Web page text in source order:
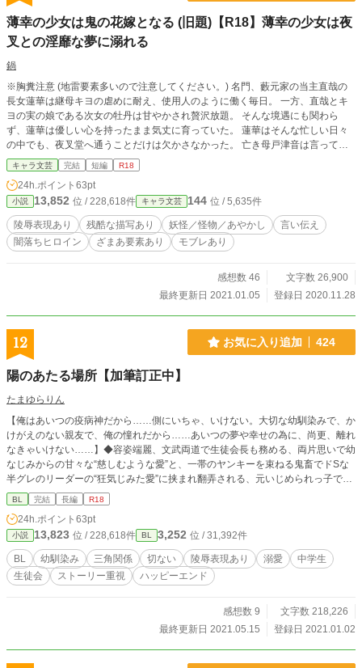
薄幸の少女は鬼の花嫁となる (旧題)【R18】薄幸の少女は夜
叉との淫靡な夢に溺れる
鍋
※胸糞注意 (地雷要素多いので注意してください。) 名門、藪元家の当主直哉の
長女蓮華は継母キヨの虐めに耐え、使用人のように働く毎日。 一方、直哉とキ
ヨの実の娘である次女の牡丹は甘やかされ贅沢放題。 そんな境遇にも関わら
ず、蓮華は優しい心を持ったまま気丈に育っていた。 蓮華はそんな忙しい日々
の中でも、夜叉堂へ通うことだけは欠かさなかった。 亡き母戸津音は言ってい
た。 『夜叉堂の掃除をサボってはいけないよ。あそこには、力の強い鬼がいる
からね。』 ある日蓮華は、キヨに頼まれた使いの帰り道、男たちに襲われた。
夜叉堂のすぐ目の前で。 ※R18です ※残酷表現、陵辱表現あります。 ※ゆっく
り更新します。 何でも大丈夫な方だけでお願いします。
キャラ文芸 完結 短編 R18
24h.ポイント 63pt
小説 13,852 位 / 228,618件 キャラ文芸 144 位 / 5,635件
陵辱表現あり 残酷な描写あり 妖怪／怪物／あやかし
言い伝え
闇落ちヒロイン
ざまあ要素あり モブレあり
感想数 46
文字数 26,900
最終更新日 2021.01.05
登録日 2020.11.28
12 お気に入り追加 424
陽のあたる場所【加筆訂正中】
たまゆらりん
【俺はあいつの疫病神だから……側にいちゃ、いけない。大切な幼馴染みで、か
けがえのない親友で、俺の憧れだから……あいつの夢や幸せの為に、尚更、離れ
なきゃいけない……】◆容姿端麗、文武両道で生徒会長も務める、両片思いで幼
なじみからの甘々な“慈しむような愛”と、一帯のヤンキーを束ねる鬼畜でドSな
半グレのリーダーの“狂気じみた愛”に挟まれ翻弄される、元いじめられっ子で人
見知り、内向的で不憫なツンデレ弱虫ヤンキーの三角関係◆《主人公を巡り、生
徒会とアウトローが動き出す青春群像風ラブストーリー》◆【相関図】 陽人(溺
愛攻め)→←柚希(不憫な受け)←柊(鬼畜攻め)◆長編です。ハピエンは確定です。
ハピエンですが、途中いろいろと酷い目や可哀想な目に遭います。◆続編ものが
初めてなので、最後まで書ける自信はありませんが頑張ります。更新頻度のバラ
つき、度重なる加筆修正などがあると思いますのでご了承下さい。◆【注意事
項】総受け傾向、NTR要素、攻め以外との性行為、愛のない性行為、無理矢
束、監禁、流血表現、DV、モラハラ、いじめ、虐待、女装、キメセク、媚薬、
洗脳、共依存、自傷行為、未成年の飲酒・喫煙、違法行為、反社組織など、酷い
ップリングも出てきます。◆攻めや登場人物が女性と絡む描写が出て来ます。N
BL 完結 長編 R18
24h.ポイント 63pt
小説 13,823 位 / 228,618件 BL 3,252 位 / 31,392件
BL 幼馴染み 三角関係 切ない 陵辱表現あり 溺愛
中学生
生徒会
ストーリー重視 ハッピーエンド
感想数 9
文字数 218,226
最終更新日 2021.05.15
登録日 2021.01.02